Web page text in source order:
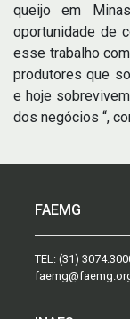
queijo em
oportunidade de
esse trabalho
produtores que
e hoje
dos negócios “,
FAEMG
TEL: (31)